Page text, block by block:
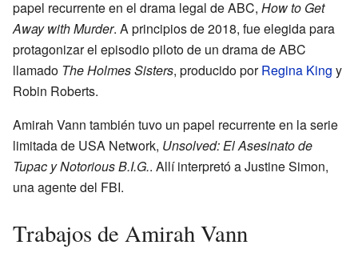
papel recurrente en el drama legal de ABC, How to Get
Away with Murder. A principios de 2018, fue elegida para
protagonizar el episodio piloto de un drama de ABC
llamado The Holmes Sisters, producido porRegina King y
Robin Roberts.
Amirah Vann también tuvo un papel recurrente en la serie
limitada de USA Network, Unsolved: El Asesinato de
Tupac y Notorious B.I.G.. Allí interpretó a Justine Simon,
una agente del FBI.
Trabajos de Amirah Vann